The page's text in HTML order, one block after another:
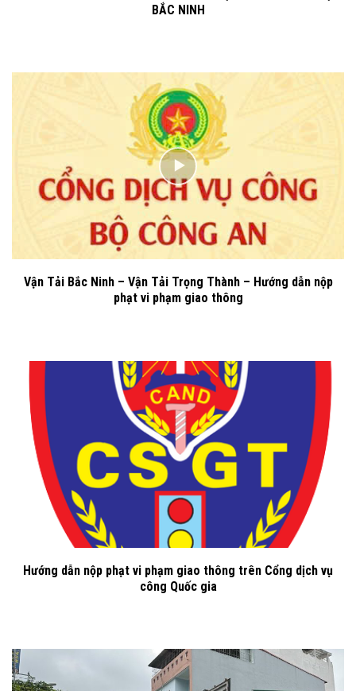
BẮC NINH
Vận Tải Bắc Ninh – Vận Tải Trọng Thành – Hướng dẫn nộp
phạt vi phạm giao thông
Hướng dẫn nộp phạt vi phạm giao thông trên Cổng dịch vụ
công Quốc gia